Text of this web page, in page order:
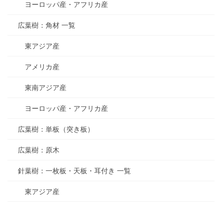
ヨーロッパ産・アフリカ産
広葉樹：角材 一覧
東アジア産
アメリカ産
東南アジア産
ヨーロッパ産・アフリカ産
広葉樹：単板（突き板）
広葉樹：原木
針葉樹：一枚板・天板・耳付き 一覧
東アジア産